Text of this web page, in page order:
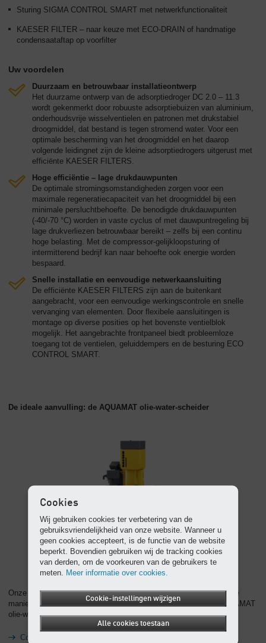
Sturing SIGMA CONTROL SMART met netwerkfunctionaliteit
KAESER FILTER – naar keuze met ECO-DRAIN of handmatige
condensaataftap op voorfilter
Uw voordelen
Duurzaam en betrouwbaar installatieontwerp
Het duurzame ontwerp van de adsorptiedroger DC 2.0 – 11.3
wordt gekenmerkt door robuuste adsorptiebuizen van aluminium,
onderhoudsvrije wisselventielen en patronen met drukstabiel
droogmiddel, dat bestand is tegen stromend water. Voor een
optimale bescherming van het droogmiddel en het daarop
volgende leidingnet zijn de kleine adsorptiedrogers uitgerust met
efficiënte KAESER FILTERS.
Hoge efficiëntie – lage drukdauwpunten
De optimale stromingsomstandigheden zorgen voor een
maximale regeneratiecapaciteit van het droogmiddel bij een
minimale persluchtbehoefte. De benodigde drukdauwpunten
(-40/-70 °C) worden in vaste cyclus of met dauwpuntregeling bij
lage drukverliezen betrouwbaar bereikt – zelfs bij een continu
hoge belasting. Met de compressor-gelijkloopsturing of
intermitterend bedrijf kan naar behoefte ook energie worden
bespaard.
Snelle installatie en eenvoudige netwerkaansluiting
De efficiënte KAESER FILTERS zijn aan de buitenkant
aangebracht, voor een eenvoudige werkingscontrole en snelle
vervanging van elementen. Door flexibele aansluitingen is
montage op diverse posities op het bovenste ventielblok
mogelijk. Het aangebrachte frontpaneel biedt probleemloze
toegang tot de ventielen, geluiddempers en de besturing ECO
CONTROL SMART.
De ideale aanvulling: de AQUAMAT olie-water-scheider
Onze tip: Verwerk condensaat op een wettelijke en kostenefficiënte
manier voordat het in het riool wordt geloosd met behulp van AQUAMAT
olie-waterafscheiders.
Condensaatbehandeling
Cookies
Wij gebruiken cookies ter verbetering van de
gebruiksvriendelijkheid van onze website. Wanneer u
geen cookies accepteert, is de functie van de website
beperkt. Bovendien gebruiken wij de tracking cookies
van derden, om de voorkeuren van de gebruikers te
meten. Meer informatie over cookies.
Cookie-instellingen wijzigen
Alle cookies toestaan